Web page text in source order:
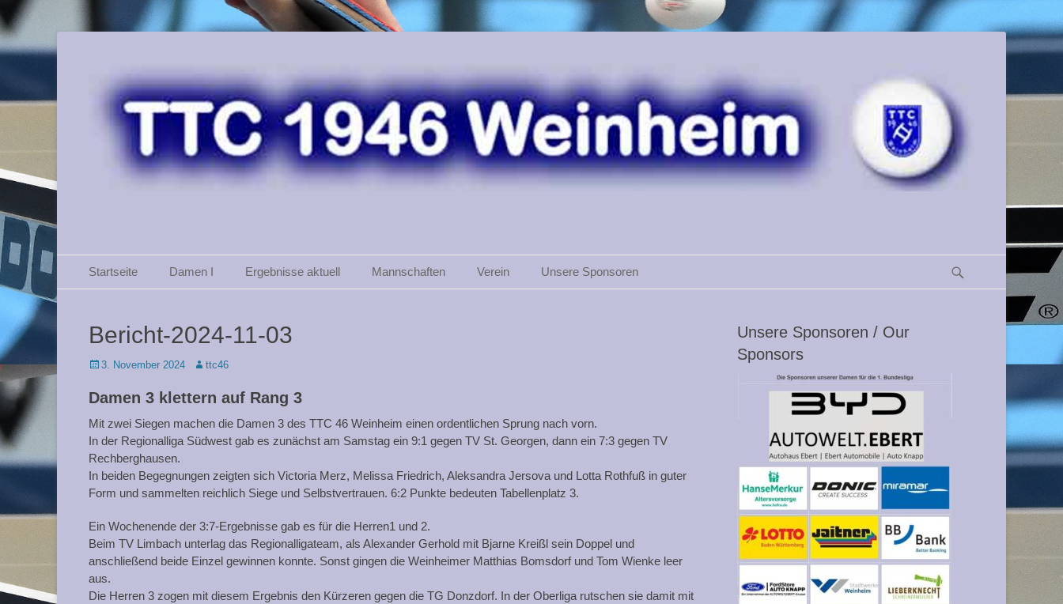
TTC 46 Weinheim
Primäres Menü
Inhalt
Startseite Damen I Ergebnisse aktuell Mannschaften Verein Unsere Sponsoren
Bericht-2024-11-03
Posted
3. November 2024 Autorttc46
Damen 3 klettern auf Rang 3
Mit zwei Siegen machen die Damen 3 des TTC 46 Weinheim einen ordentlichen Sprung nach vorn.
In der Regionalliga Südwest gab es zunächst am Samstag ein 9:1 gegen TV St. Georgen, dann ein 7:3 gegen TV
Rechberghausen.
In beiden Begegnungen zeigten sich Victoria Merz, Melissa Friedrich, Aleksandra Jersova und Lotta Rothfuß in guter
Form und sammelten reichlich Siege und Selbstvertrauen. 6:2 Punkte bedeuten Tabellenplatz 3.
Ein Wochenende der 3:7-Ergebnisse gab es für die Herren1 und 2.
Beim TV Limbach unterlag das Regionalligateam, als Alexander Gerhold mit Bjarne Kreißl sein Doppel und
anschließend beide Einzel gewinnen konnte. Sonst gingen die Weinheimer Matthias Bomsdorf und Tom Wienke leer
aus.
Die Herren 3 zogen mit diesem Ergebnis den Kürzeren gegen die TG Donzdorf. In der Oberliga rutschen sie damit mit
Unsere Sponsoren / Our
Sponsors